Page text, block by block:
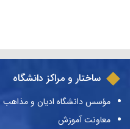
ساختار و مراکز دانشگاه
مؤسس دانشگاه ادیان و مذاهب
معاونت آموزش